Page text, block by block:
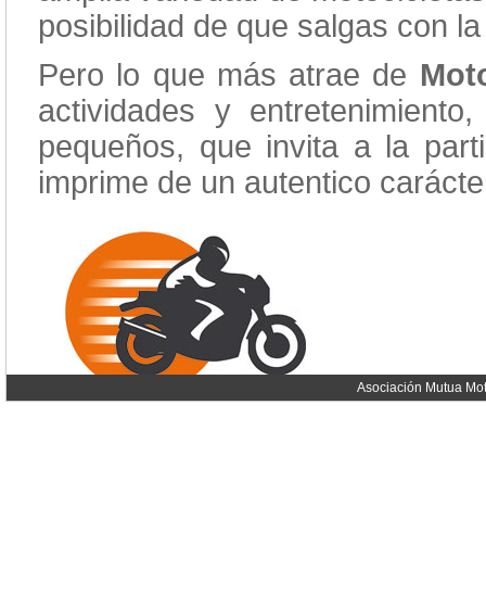
posibilidad de que salgas con
Pero lo que más atrae de
actividades y
pequeños, que invita a la
imprime de un autentico
Asociación Mutua